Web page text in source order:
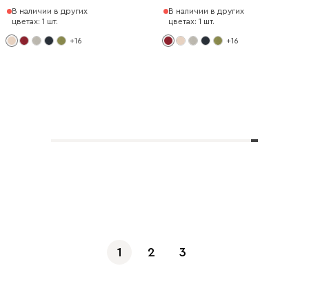
В наличии в других
цветах: 1 шт.
+16
В наличии в других
цветах: 1 шт.
+16
1 2 3